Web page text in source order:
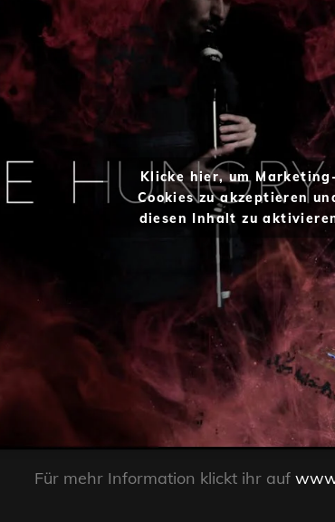
Klicke hier, um
Cookies zu akzeptieren
diesen Inhalt zu
Für mehr Information klickt ihr auf